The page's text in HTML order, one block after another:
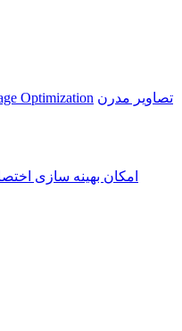
Optimization تصاویر مدرن
امکان بهینه سازی